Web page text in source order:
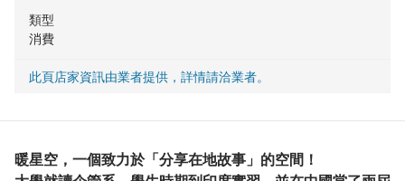
類型
消費
此頁店家資訊由業者提供，詳情請洽業者。
暖星空，一個致力於「分享在地故事」的空間！